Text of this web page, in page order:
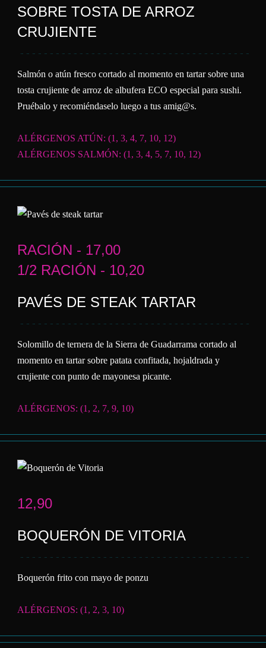
SOBRE TOSTA DE ARROZ
CRUJIENTE
Salmón o atún fresco cortado al momento en tartar sobre una
tosta crujiente de arroz de albufera ECO especial para sushi.
Pruébalo y recomiéndaselo luego a tus amig@s.
ALÉRGENOS ATÚN: (1, 3, 4, 7, 10, 12)
ALÉRGENOS SALMÓN: (1, 3, 4, 5, 7, 10, 12)
RACIÓN - 17,00
1/2 RACIÓN - 10,20
PAVÉS DE STEAK TARTAR
Solomillo de ternera de la Sierra de Guadarrama cortado al
momento en tartar sobre patata confitada, hojaldrada y
crujiente con punto de mayonesa picante.
ALÉRGENOS: (1, 2, 7, 9, 10)
12,90
BOQUERÓN DE VITORIA
Boquerón frito con mayo de ponzu
ALÉRGENOS: (1, 2, 3, 10)